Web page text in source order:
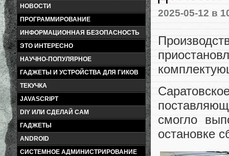
НОВОСТИ
ПРОГРАММИРОВАНИЕ
ИНФОРМАЦИОННАЯ БЕЗОПАСНОСТЬ
ЭТО ИНТЕРЕСНО
НАУЧНО-ПОПУЛЯРНОЕ
ГАДЖЕТЫ И УСТРОЙСТВА ДЛЯ ГИКОВ
ТЕКУЧКА
JAVASCRIPT
DIY ИЛИ СДЕЛАЙ САМ
ГАДЖЕТЫ
ANDROID
СИСТЕМНОЕ АДМИНИСТРИРОВАНИЕ
2025-05-12 в
смогло
остановке